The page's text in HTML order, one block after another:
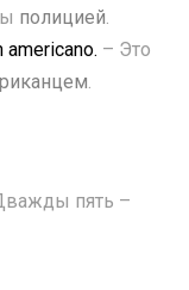
полицией.
americano. – Это
.
пять –